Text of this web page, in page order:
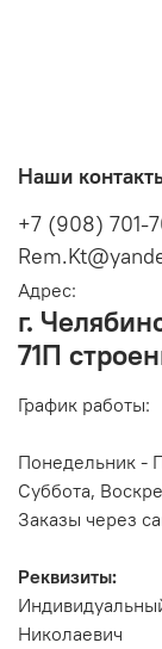
Наши
+7 (908) 701-
Адрес:
г.
71П
График работы:
Понедельник -
Суббота,
Заказы через
Реквизиты:
Николаевич